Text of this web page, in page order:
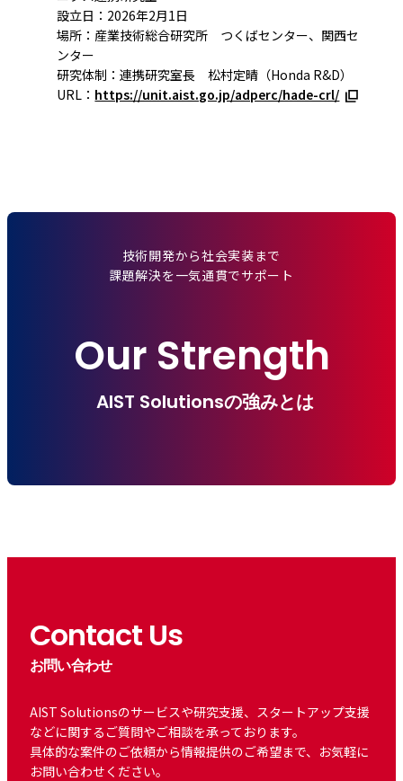
設立日：2026年2月1日
場所：産業技術総合研究所 つくばセンター、関西セ
ンター
研究体制：連携研究室長 松村定晴（Honda R&D）
URL： https://unit.aist.go.jp/adperc/hade-crl/
技術開発から社会実装まで
課題解決を一気通貫でサポート
Our Strength
AIST Solutionsの強みとは
Contact Us
お問い合わせ
AIST Solutionsのサービスや研究支援、スタートアップ支援
などに関するご質問やご相談を承っております。
具体的な案件のご依頼から情報提供のご希望まで、お気軽に
お問い合わせください。